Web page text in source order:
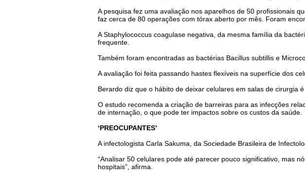
A pesquisa fez uma avaliação nos aparelhos de 50 profissionais
faz cerca de 80 operações com tórax aberto por mês. Foram
A Staphylococcus coagulase negativa, da mesma família da
frequente.
Também foram encontradas as bactérias Bacillus subtillis e
A avaliação foi feita passando hastes flexíveis na superfície dos
Berardo diz que o hábito de deixar celulares em salas de cirurgia
O estudo recomenda a criação de barreiras para as infecções
de internação, o que pode ter impactos sobre os custos da saúde.
‘PREOCUPANTES’
A infectologista Carla Sakuma, da Sociedade Brasileira de
“Analisar 50 celulares pode até parecer pouco significativo, mas
hospitais”, afirma.